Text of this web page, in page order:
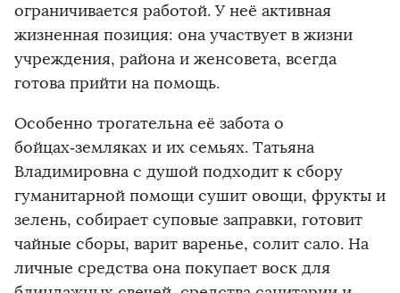
ограничивается работой. У неё активная
жизненная позиция: она участвует в жизни
учреждения, района и женсовета, всегда
готова прийти на помощь.
Особенно трогательна её забота о
бойцах‑земляках и их семьях. Татьяна
Владимировна с душой подходит к сбору
гуманитарной помощи сушит овощи, фрукты и
зелень, собирает суповые заправки, готовит
чайные сборы, варит варенье, солит сало. На
личные средства она покупает воск для